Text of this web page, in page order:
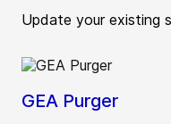
Update your existing
GEA Purger